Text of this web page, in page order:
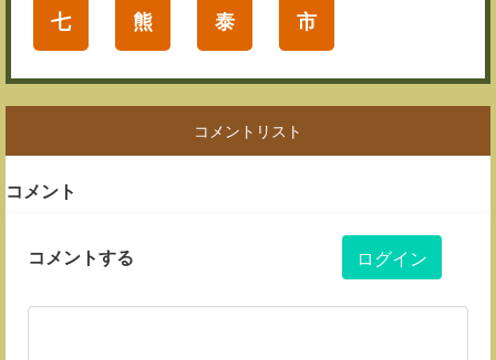
七 熊 泰 市
コメントリスト
コメント
コメントする ログイン